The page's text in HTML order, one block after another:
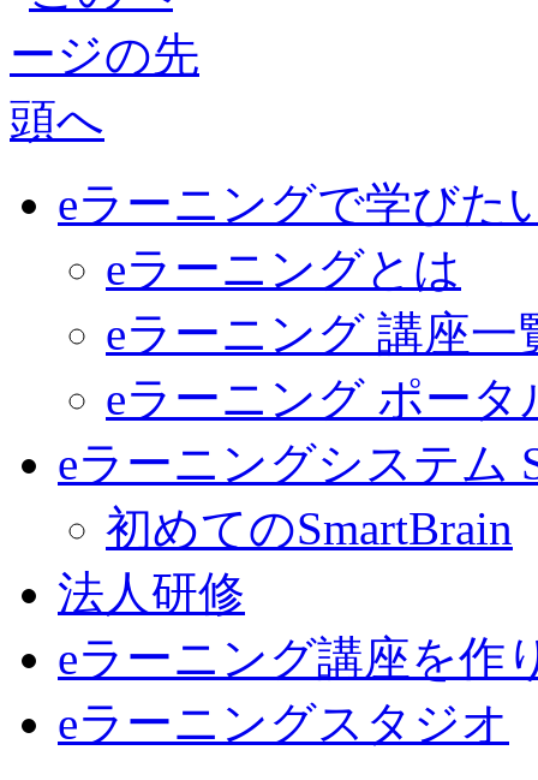
eラーニングで学びた
eラーニングとは
eラーニング 講座一
eラーニング ポータ
eラーニングシステム
初めてのSmartBrain
法人研修
eラーニング講座を作
eラーニングスタジオ